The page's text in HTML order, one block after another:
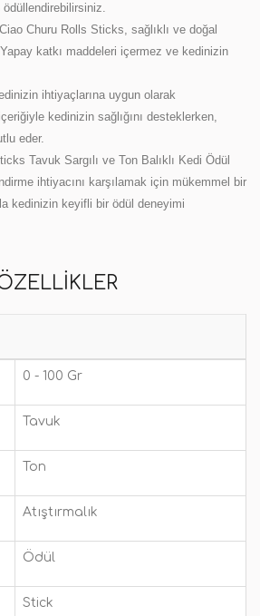
Churu Rolls Sticks, sağlıklı ve doğal
Yapay katkı maddeleri içermez ve kedinizin
ihtiyaçlarına uygun olarak
kedinizin sağlığını desteklerken,
eder.
Tavuk Sargılı ve Ton Balıklı Kedi Ödül
ihtiyacını karşılamak için mükemmel bir
kedinizin keyifli bir ödül deneyimi
0 - 100 Gr
Tavuk
Ton
Atıştırmalık
Ödül
Stick